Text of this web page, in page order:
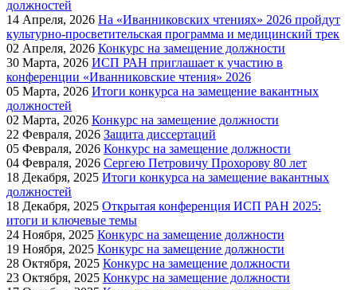
должностей
14 Апреля, 2026 На «Иванниковских чтениях» 2026 пройдут
культурно-просветительская программа и медицинский трек
02 Апреля, 2026 Конкурс на замещение должности
30 Марта, 2026 ИСП РАН приглашает к участию в
конференции «Иванниковские чтения» 2026
05 Марта, 2026 Итоги конкурса на замещение вакантных
должностей
02 Марта, 2026 Конкурс на замещение должности
22 Февраля, 2026 Защита диссертаций
05 Февраля, 2026 Конкурс на замещение должности
04 Февраля, 2026 Сергею Петровичу Прохорову 80 лет
18 Декабря, 2025 Итоги конкурса на замещение вакантных
должностей
18 Декабря, 2025 Открытая конференция ИСП РАН 2025:
итоги и ключевые темы
24 Ноября, 2025 Конкурс на замещение должности
19 Ноября, 2025 Конкурс на замещение должности
28 Октября, 2025 Конкурс на замещение должности
23 Октября, 2025 Конкурс на замещение должности